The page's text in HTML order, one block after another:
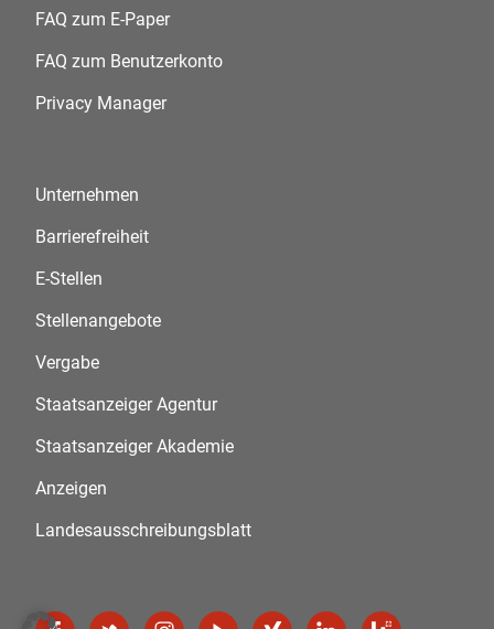
FAQ zum E-Paper
FAQ zum Benutzerkonto
Privacy Manager
Unternehmen
Barrierefreiheit
E-Stellen
Stellenangebote
Vergabe
Staatsanzeiger Agentur
Staatsanzeiger Akademie
Anzeigen
Landesausschreibungsblatt